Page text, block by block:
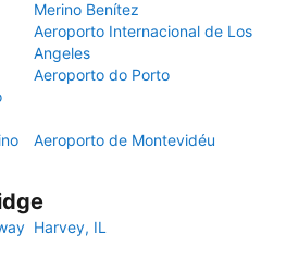
Merino Benítez
Aeroporto Internacional de Los
Angeles
Aeroporto do Porto
Aeroporto de Montevidéu
Harvey, IL